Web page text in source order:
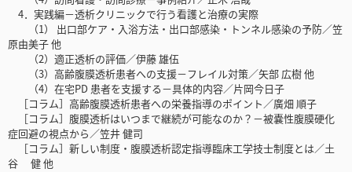
4．実践編－透析クリニックで行う看護と治療の実際
（1） 出口部ケア・入浴方法・出口部感染・トンネル感染の予防／笠
原由美子 他
（2）適正透析の評価／伊藤 雄伍
（3）高齢腹膜透析患者への支援－フレイル対策／矢部 広樹 他
（4）在宅PD 患者を支援する－具体的内容／片岡今日子
［コラム］高齢腹膜透析患者への栄養指導のポイント／廣畑 順子
［コラム］腹膜透析はいつまで継続が可能なのか？－被嚢性腹膜硬化
症回避の視点から／笠井 健司
［コラム］新しい制度・腹膜透析認定指導臨床工学技士制度とは／土
谷 健 他